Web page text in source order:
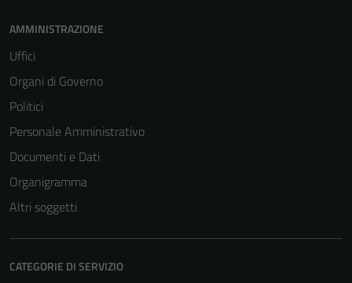
AMMINISTRAZIONE
Uffici
Organi di Governo
Politici
Personale Amministrativo
Documenti e Dati
Organigramma
Altri soggetti
CATEGORIE DI SERVIZIO